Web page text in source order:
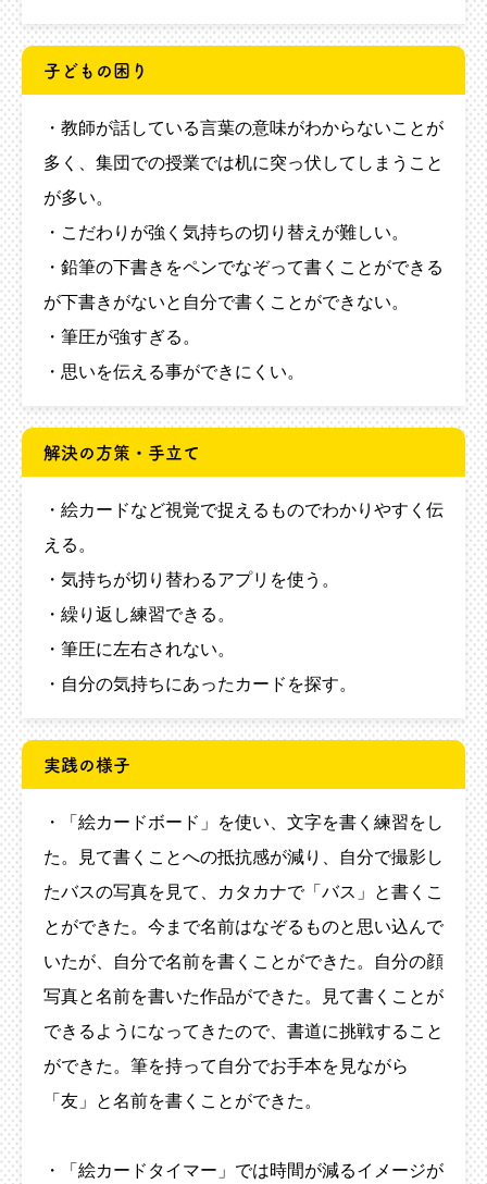
子どもの困り
・教師が話している言葉の意味がわからないことが
多く、集団での授業では机に突っ伏してしまうこと
が多い。
・こだわりが強く気持ちの切り替えが難しい。
・鉛筆の下書きをペンでなぞって書くことができる
が下書きがないと自分で書くことができない。
・筆圧が強すぎる。
・思いを伝える事ができにくい。
解決の方策・手立て
・絵カードなど視覚で捉えるものでわかりやすく伝
える。
・気持ちが切り替わるアプリを使う。
・繰り返し練習できる。
・筆圧に左右されない。
・自分の気持ちにあったカードを探す。
実践の様子
・「絵カードボード」を使い、文字を書く練習をし
た。見て書くことへの抵抗感が減り、自分で撮影し
たバスの写真を見て、カタカナで「バス」と書くこ
とができた。今まで名前はなぞるものと思い込んで
いたが、自分で名前を書くことができた。自分の顔
写真と名前を書いた作品ができた。見て書くことが
できるようになってきたので、書道に挑戦すること
ができた。筆を持って自分でお手本を見ながら
「友」と名前を書くことができた。
・「絵カードタイマー」では時間が減るイメージが